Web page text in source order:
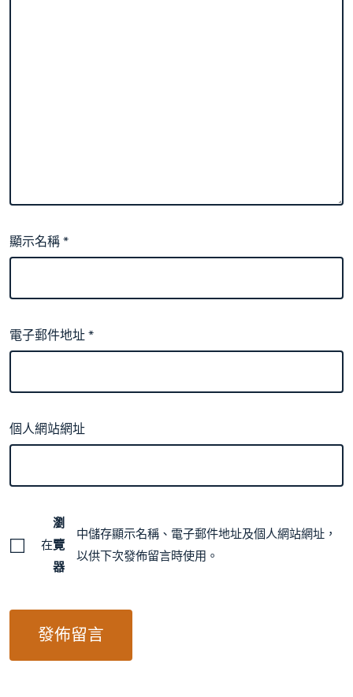
顯示名稱*
電子郵件地址*
個人網站網址
在
瀏
覽
器
中儲存顯示名稱、電子郵件地址及個人網站網址，
以供下次發佈留言時使用。